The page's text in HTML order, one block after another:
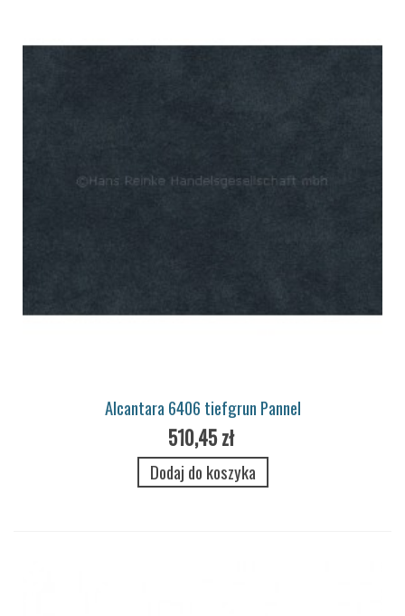
Alcantara 6406 tiefgrun Pannel
510,45 zł
Dodaj do koszyka